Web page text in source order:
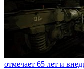
отмечает 65 лет и